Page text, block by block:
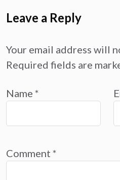
Leave a Reply
Your email address will
Required fields are
Name *
Comment *